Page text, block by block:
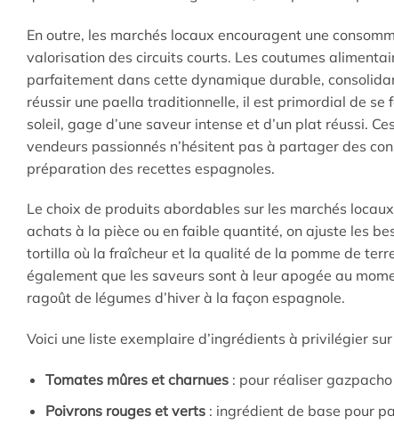
En outre, les marchés locaux encouragent une
valorisation des circuits courts. Les coutumes
parfaitement dans cette dynamique durable,
réussir une paella traditionnelle, il est primordial de se
soleil, gage d’une saveur intense et d’un plat réussi.
vendeurs passionnés n’hésitent pas à partager des
préparation des recettes espagnoles.
Le choix de produits abordables sur les marchés
achats à la pièce ou en faible quantité, on ajuste les
tortilla où la fraîcheur et la qualité de la pomme de
également que les saveurs sont à leur apogée au
ragoût de légumes d’hiver à la façon espagnole.
Voici une liste exemplaire d’ingrédients à privilégier
Tomates mûres et charnues: pour réaliser
Poivrons rouges et verts: ingrédient de base pour